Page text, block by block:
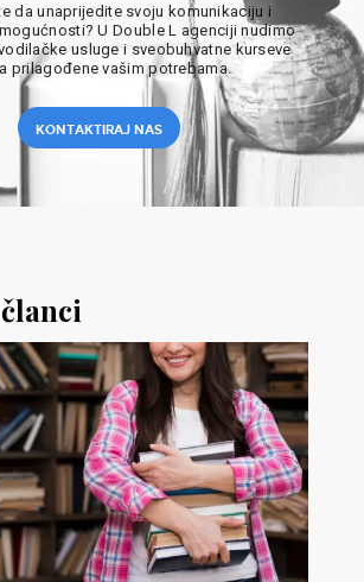
da unaprijedite svoju komunikaciju i
U Double L agenciji nudimo
usluge i sveobuhvatne kurseve
prilagođene vašim potrebama.
KONTAKTIRAJ NAS